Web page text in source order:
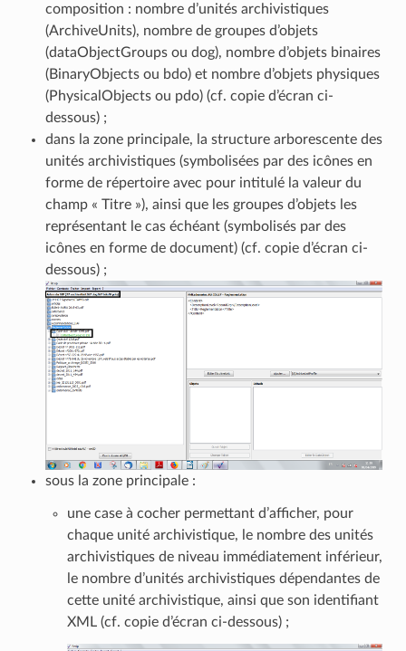
composition : nombre d’unités archivistiques
(ArchiveUnits), nombre de groupes d’objets
(dataObjectGroups ou dog), nombre d’objets binaires
(BinaryObjects ou bdo) et nombre d’objets physiques
(PhysicalObjects ou pdo) (cf. copie d’écran ci-
dessous) ;
dans la zone principale, la structure arborescente des
unités archivistiques (symbolisées par des icônes en
forme de répertoire avec pour intitulé la valeur du
champ « Titre »), ainsi que les groupes d’objets les
représentant le cas échéant (symbolisés par des
icônes en forme de document) (cf. copie d’écran ci-
dessous) ;
sous la zone principale :
une case à cocher permettant d’afficher, pour
chaque unité archivistique, le nombre des unités
archivistiques de niveau immédiatement inférieur,
le nombre d’unités archivistiques dépendantes de
cette unité archivistique, ainsi que son identifiant
XML (cf. copie d’écran ci-dessous) ;